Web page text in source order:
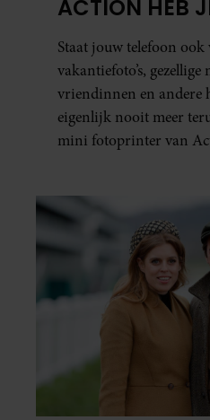
ACTION HEB
FAVORIETE
ÉÉN MINUUT
Staat jouw telefoon ook
vakantiefoto’s,
vriendinnen en andere
eigenlijk nooit meer
mini fotoprinter van
al in handen.